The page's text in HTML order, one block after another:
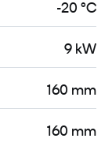
-20 °C
9 kW
160 mm
160 mm